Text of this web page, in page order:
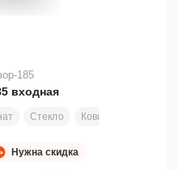
входная
Стекло Ковка
185
Нужна скидка